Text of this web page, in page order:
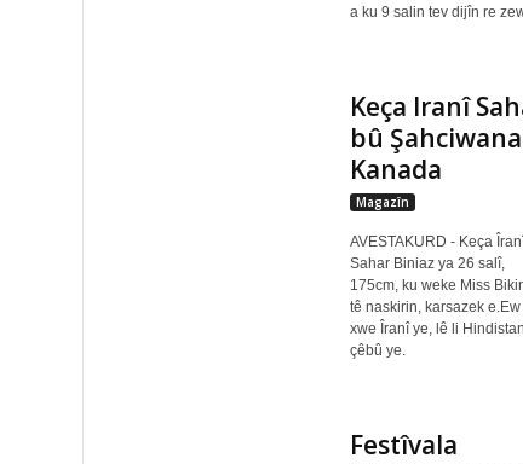
a ku 9 salin tev dijîn re
Keça Iranî
bû Şahciwana
Kanada
Magazîn
AVESTAKURD - Keça
Sahar Biniaz ya 26 salî,
175cm, ku weke Miss
tê naskirin, karsazek e.Ew
xwe Îranî ye, lê li
çêbû ye.
Festîvala